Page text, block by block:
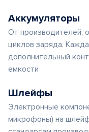
Аккумуляторы
От производителей,
циклов заряда.
дополнительный
емкости
Шлейфы
Электронные
микрофоны) на